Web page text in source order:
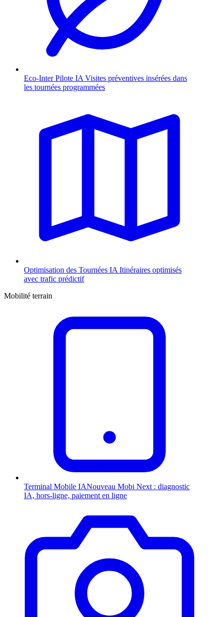
Eco-Inter Pilote IA Visites préventives insérées dans
les tournées programmées
Optimisation des Tournées IA Itinéraires optimisés
avec trafic prédictif
Mobilité terrain
Terminal Mobile IANouveau Mobi Next : diagnostic
IA, hors-ligne, paiement en ligne